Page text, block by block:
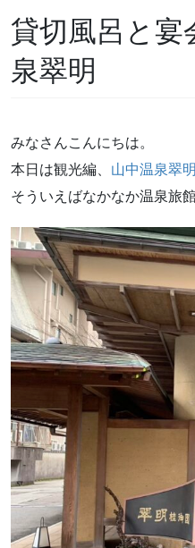
貸切風呂と宴
泉翠明
みなさんこんにちは。
本日は観光編、 山中温泉翠
そういえばなかなか温泉旅